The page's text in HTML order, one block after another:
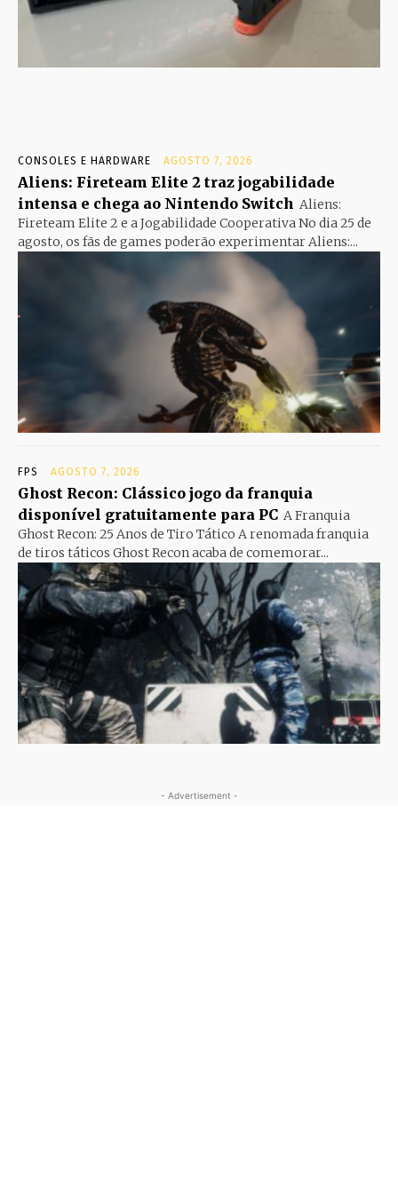
CONSOLES E HARDWARE AGOSTO 7, 2026
Aliens: Fireteam Elite 2 traz jogabilidade
intensa e chega ao Nintendo Switch Aliens:
Fireteam Elite 2 e a Jogabilidade Cooperativa No dia 25 de
agosto, os fãs de games poderão experimentar Aliens:...
FPS AGOSTO 7, 2026
Ghost Recon: Clássico jogo da franquia
disponível gratuitamente para PC A Franquia
Ghost Recon: 25 Anos de Tiro Tático A renomada franquia
de tiros táticos Ghost Recon acaba de comemorar...
- Advertisement -